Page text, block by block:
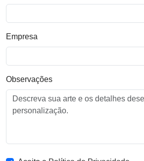
Empresa
Observações